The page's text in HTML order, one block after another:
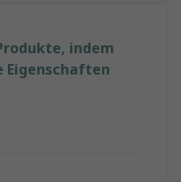
indem
Eigenschaften